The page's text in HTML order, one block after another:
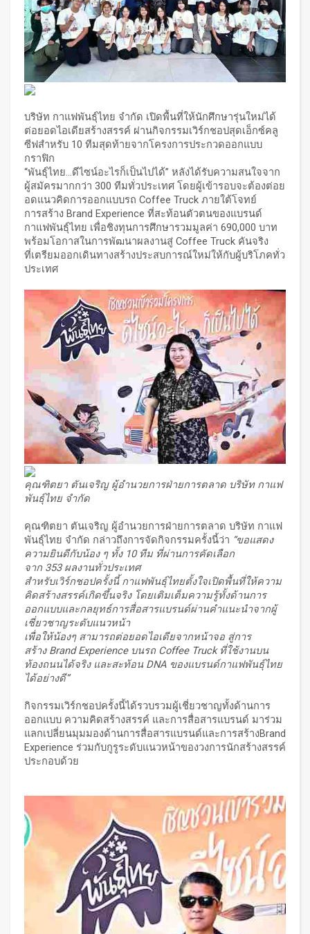
บริษัท กาแฟพันธุ์ไทย จำกัด เปิดพื้นที่ให้นักศึกษารุ่นใหม่ได้
ต่อยอดไอเดียสร้างสรรค์ ผ่านกิจกรรมเวิร์กชอปสุดเอ็กซ์คลู
ซีฟสำหรับ 10 ทีมสุดท้ายจากโครงการประกวดออกแบบ
กราฟิก
“พันธุ์ไทย...ดีไซน์อะไรก็เป็นไปได้” หลังได้รับความสนใจจาก
ผู้สมัครมากกว่า 300 ทีมทั่วประเทศ โดยผู้เข้ารอบจะต้องต่อย
อดแนวคิดการออกแบบรถ Coffee Truck ภายใต้โจทย์
การสร้าง Brand Experience ที่สะท้อนตัวตนของแบรนด์
กาแฟพันธุ์ไทย เพื่อชิงทุนการศึกษารวมมูลค่า 690,000 บาท
พร้อมโอกาสในการพัฒนาผลงานสู่ Coffee Truck คันจริง
ที่เตรียมออกเดินทางสร้างประสบการณ์ใหม่ให้กับผู้บริโภคทั่ว
ประเทศ
คุณฑิตยา ตันเจริญ ผู้อำนวยการฝ่ายการตลาด บริษัท กาแฟ
พันธุ์ไทย จำกัด
คุณฑิตยา ตันเจริญ ผู้อำนวยการฝ่ายการตลาด บริษัท กาแฟ
พันธุ์ไทย จำกัด กล่าวถึงการจัดกิจกรรมครั้งนี้ว่า “ขอแสดง
ความยินดีกับน้อง ๆ ทั้ง 10 ทีม ที่ผ่านการคัดเลือก
จาก 353ผลงานทั่วประเทศ
สำหรับเวิร์กชอปครั้งนี้ กาแฟพันธุ์ไทยตั้งใจเปิดพื้นที่ให้ความ
คิดสร้างสรรค์เกิดขึ้นจริง โดยเติมเต็มความรู้ทั้งด้านการ
ออกแบบและกลยุทธ์การสื่อสารแบรนด์ผ่านคำแนะนำจากผู้
เชี่ยวชาญระดับแนวหน้า
เพื่อให้น้องๆ สามารถต่อยอดไอเดียจากหน้าจอ สู่การ
สร้าง Brand Experience บนรถ Coffee Truck ที่ใช้งานบน
ท้องถนนได้จริง และสะท้อน DNA ของแบรนด์กาแฟพันธุ์ไทย
ได้อย่างดี”
กิจกรรมเวิร์กชอปครั้งนี้ได้รวบรวมผู้เชี่ยวชาญทั้งด้านการ
ออกแบบ ความคิดสร้างสรรค์ และการสื่อสารแบรนด์ มาร่วม
แลกเปลี่ยนมุมมองด้านการสื่อสารแบรนด์และการสร้างBrand
Experience ร่วมกับกูรูระดับแนวหน้าของวงการนักสร้างสรรค์
ประกอบด้วย